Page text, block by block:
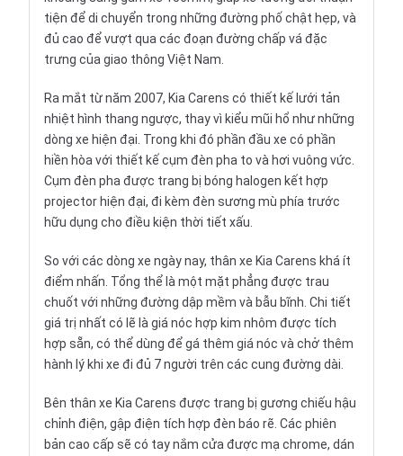
tiện để di chuyển trong những đường phố chật hẹp, và
đủ cao để vượt qua các đoạn đường chấp vá đặc
trưng của giao thông Việt Nam.
Ra mắt từ năm 2007, Kia Carens có thiết kế lưới tản
nhiệt hình thang ngược, thay vì kiểu mũi hổ như những
dòng xe hiện đại. Trong khi đó phần đầu xe có phần
hiền hòa với thiết kế cụm đèn pha to và hơi vuông vức.
Cụm đèn pha được trang bị bóng halogen kết hợp
projector hiện đại, đi kèm đèn sương mù phía trước
hữu dụng cho điều kiện thời tiết xấu.
So với các dòng xe ngày nay, thân xe Kia Carens khá ít
điểm nhấn. Tổng thể là một mặt phẳng được trau
chuốt với những đường dập mềm và bẫu bĩnh. Chi tiết
giá trị nhất có lẽ là giá nóc hợp kim nhôm được tích
hợp sẵn, có thể dùng để gá thêm giá nóc và chở thêm
hành lý khi xe đi đủ 7 người trên các cung đường dài.
Bên thân xe Kia Carens được trang bị gương chiếu hậu
chỉnh điện, gập điện tích hợp đèn báo rẽ. Các phiên
bản cao cấp sẽ có tay nắm cửa được mạ chrome, dán